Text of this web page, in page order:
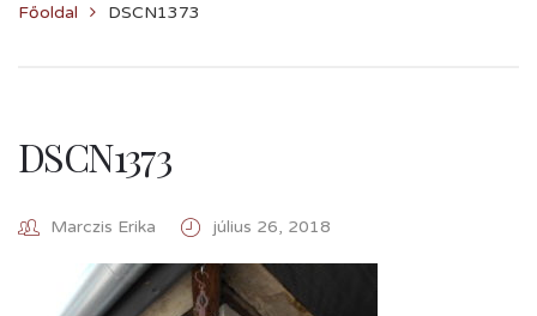
Főoldal DSCN1373
DSCN1373
Marczis Erika július 26, 2018